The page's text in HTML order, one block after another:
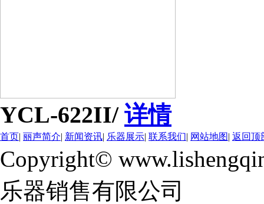
YCL-622II/ 详情
首页| 丽声简介| 新闻资讯| 乐器展示| 联系我们| 网站地图| 返回顶
Copyright©
乐器销售有限公司